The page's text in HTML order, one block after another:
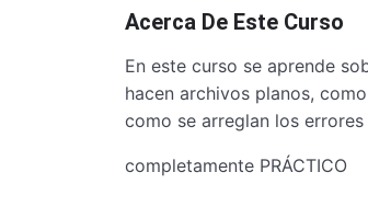
Acerca De Este Curso
En este curso se aprende
hacen archivos planos,
como se arreglan los
completamente PRÁCTICO